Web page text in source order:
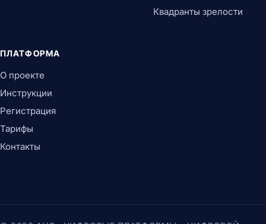
Квадранты зрелости
ПЛАТФОРМА
О проекте
Инструкции
Регистрация
Тарифы
Контакты